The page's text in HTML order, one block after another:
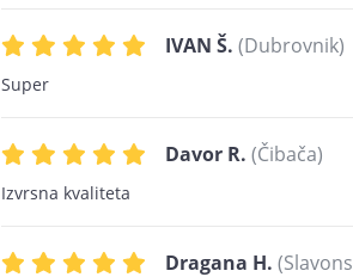
IVAN Š. (Dubrovnik)
Super
Davor R. (Čibača)
Izvrsna kvaliteta
Dragana H.